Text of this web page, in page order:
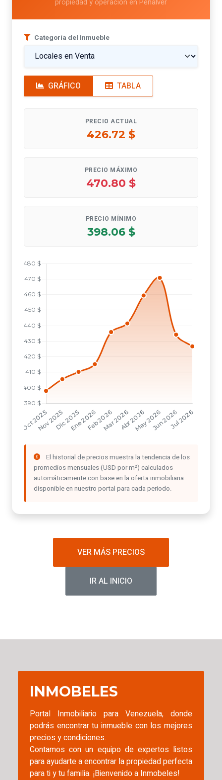
propiedad y operación en Peñalver
Categoría del Inmueble
GRÁFICO TABLA
PRECIO ACTUAL
426.72 $
PRECIO MÁXIMO
470.80 $
PRECIO MÍNIMO
398.06 $
El historial de precios muestra la tendencia de los
promedios mensuales (USD por m²) calculados
automáticamente con base en la oferta inmobiliaria
disponible en nuestro portal para cada periodo.
VER MÁS PRECIOS
IR AL INICIO
INMOBELES
Portal Inmobiliario para Venezuela, donde
podrás encontrar tu inmueble con los mejores
precios y condiciones.
Contamos con un equipo de expertos listos
para ayudarte a encontrar la propiedad perfecta
para ti y tu familia. ¡Bienvenido a Inmobeles!